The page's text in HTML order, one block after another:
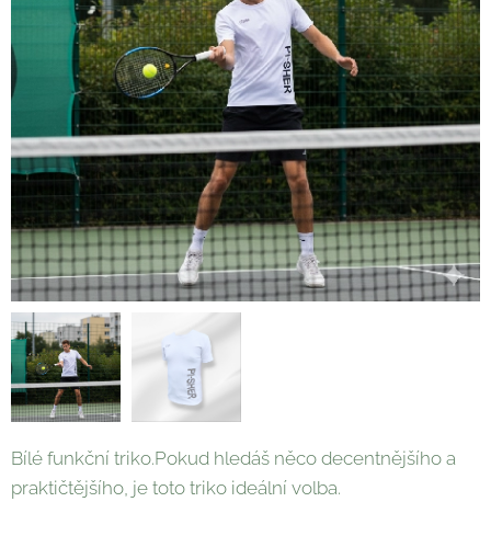
Bílé funkční triko.Pokud hledáš něco decentnějšího a
praktičtějšího, je toto triko ideální volba.